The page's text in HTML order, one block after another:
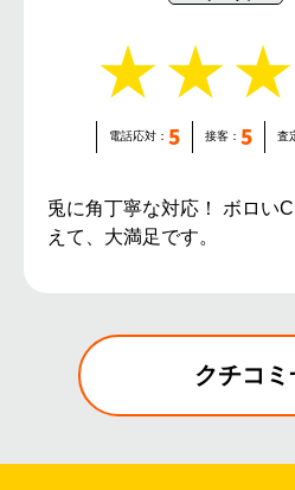
電話応対： 5 接客： 5 査
兎に角丁寧な対応！ ボロい
えて、大満足です。
クチコミ